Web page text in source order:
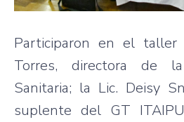
Participaron en el taller
Torres, directora de
Sanitaria; la Lic. Deisy
suplente del GT